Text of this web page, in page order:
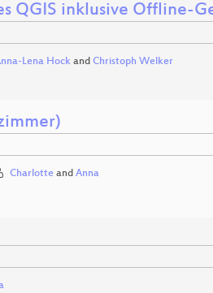
QGIS inklusive Offline-
Lena Hockand Christoph Welker
Charlotteand Anna